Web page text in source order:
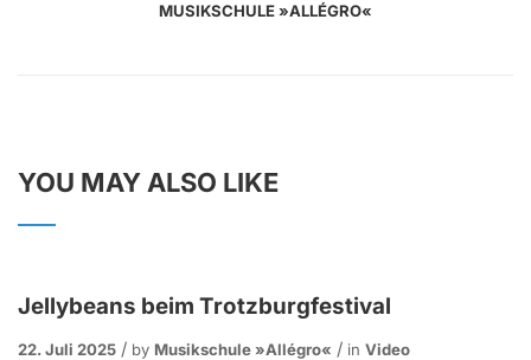
MUSIKSCHULE »ALLÉGRO«
YOU MAY ALSO LIKE
Jellybeans beim Trotzburgfestival
22. Juli 2025 by Musikschule »allégro« in Video